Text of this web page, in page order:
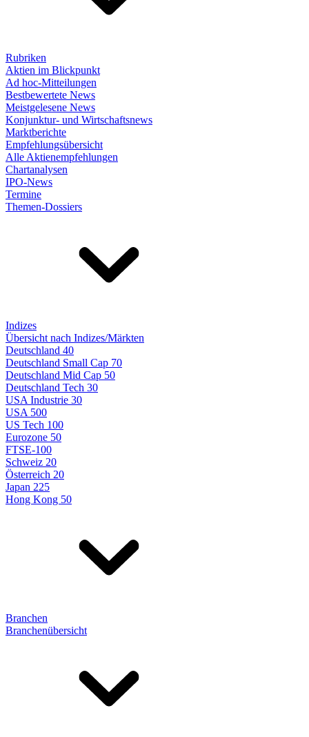
Rubriken
Aktien im Blickpunkt
Ad hoc-Mitteilungen
Bestbewertete News
Meistgelesene News
Konjunktur- und Wirtschaftsnews
Marktberichte
Empfehlungsübersicht
Alle Aktienempfehlungen
Chartanalysen
IPO-News
Termine
Themen-Dossiers
Indizes
Übersicht nach Indizes/Märkten
Deutschland 40
Deutschland Small Cap 70
Deutschland Mid Cap 50
Deutschland Tech 30
USA Industrie 30
USA 500
US Tech 100
Eurozone 50
FTSE-100
Schweiz 20
Österreich 20
Japan 225
Hong Kong 50
Branchen
Branchenübersicht